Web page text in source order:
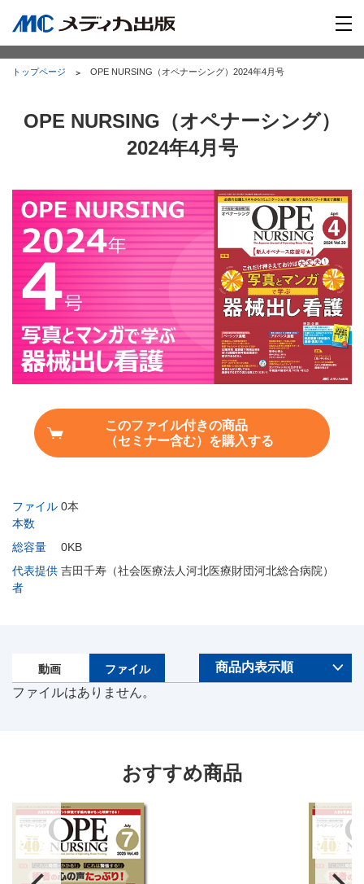
トップページ OPE NURSING（オペナーシング）2024年4月号
OPE NURSING（オペナーシング）
2024年4月号
ファイル
本数
0本
総容量
0KB
代表提供
者
吉田千寿（社会医療法人河北医療財団河北総合病院）
このファイル付きの商品
（セミナー含む）を購入する
動画 ファイル
ファイルはありません。
おすすめ商品